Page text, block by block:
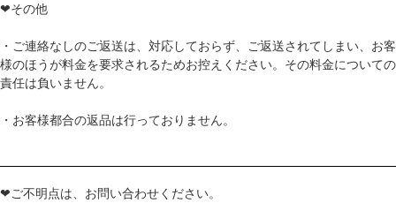
❤その他
・ご連絡なしのご返送は、対応しておらず、ご返送されてしまい、お客
様のほうが料金を要求されるためお控えください。その料金についての
責任は負いません。
・お客様都合の返品は行っておりません。
❤ご不明点は、お問い合わせください。